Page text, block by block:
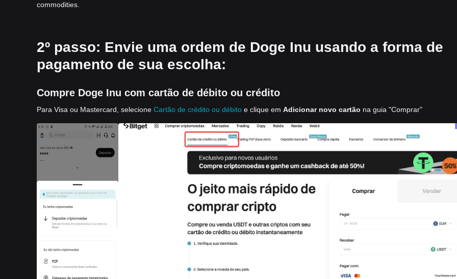
commodities.
2º passo: Envie uma ordem de Doge Inu usando a forma de
pagamento de sua escolha:
Compre Doge Inu com cartão de débito ou crédito
Para Visa ou Mastercard, selecione Cartão de crédito ou débito e clique em Adicionar novo cartão na guia "Comprar"